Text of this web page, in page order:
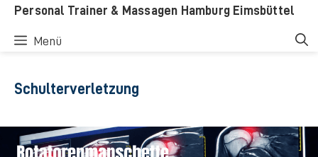
Zum
Inhalt
Personal Trainer & Massagen Hamburg Eimsbüttel
Menü
Schulterverletzung